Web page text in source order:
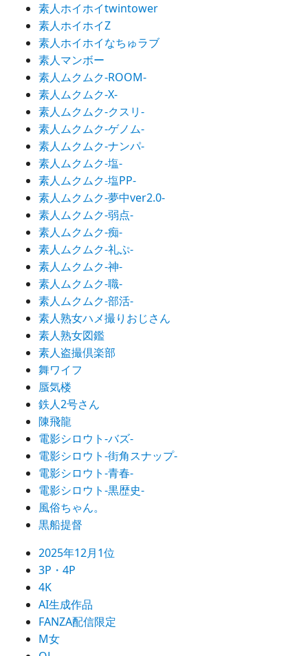
素人ホイホイtwintower
素人ホイホイZ
素人ホイホイなちゅラブ
素人マンボー
素人ムクムク-ROOM-
素人ムクムク-X-
素人ムクムク-クスリ-
素人ムクムク-ゲノム-
素人ムクムク-ナンパ-
素人ムクムク-塩-
素人ムクムク-塩PP-
素人ムクムク-夢中ver2.0-
素人ムクムク-弱点-
素人ムクムク-痴-
素人ムクムク-礼ぷ-
素人ムクムク-神-
素人ムクムク-職-
素人ムクムク-部活-
素人熟女ハメ撮りおじさん
素人熟女図鑑
素人盗撮倶楽部
舞ワイフ
蜃気楼
鉄人2号さん
陳飛龍
電影シロウト-バズ-
電影シロウト-街角スナップ-
電影シロウト-青春-
電影シロウト-黒歴史-
風俗ちゃん。
黒船提督
2025年12月1位
3P・4P
4K
AI生成作品
FANZA配信限定
M女